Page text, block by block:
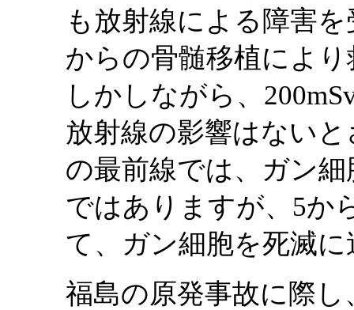
も放射線による障害
からの骨髄移植によ
しかしながら、
放射線の影響はない
の最前線では、ガン
ではありますが、5か
て、ガン細胞を死滅
福島の原発事故に際